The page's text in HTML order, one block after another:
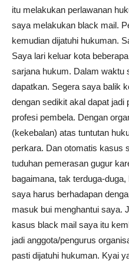
itu melakukan perlawanan
saya melakukan black mail.
kemudian dijatuhi hukuman.
Saya lari keluar kota
sarjana hukum. Dalam waktu
dapatkan. Segera saya balik
dengan sedikit akal dapat
profesi pembela. Dengan
(kekebalan) atas tuntutan
perkara. Dan otomatis kasus
tuduhan pemerasan gugur
bagaimana, tak terduga-
saya harus berhadapan
masuk bui menghantui saya.
kasus black mail saya itu
jadi anggota/pengurus
pasti dijatuhi hukuman. Kyai